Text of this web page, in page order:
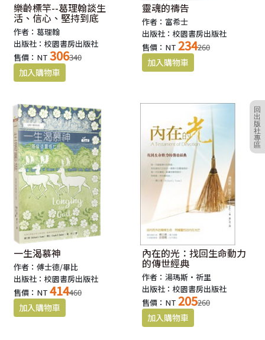
回
出
版
社
專
區
樂齡標竿--葛理翰談生
活、信心、堅持到底
作者：葛理翰
出版社：校園書房出版社
售價：NT 306340
靈魂的禱告
作者：富希士
出版社：校園書房出版社
售價：NT 234260
一生渴慕神
作者：傅士德/畢比
出版社：校園書房出版社
售價：NT 414460
內在的光：找回生命動力
的傳世經典
作者：湯瑪斯‧祈里
出版社：校園書房出版社
售價：NT 205260